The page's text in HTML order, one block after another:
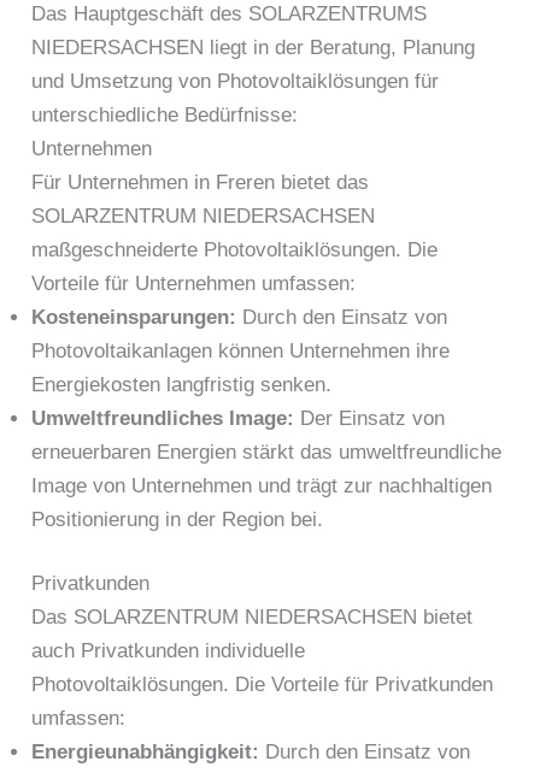
Das Hauptgeschäft des SOLARZENTRUMS
NIEDERSACHSEN liegt in der Beratung, Planung
und Umsetzung von Photovoltaiklösungen für
unterschiedliche Bedürfnisse:
Unternehmen
Für Unternehmen in Freren bietet das
SOLARZENTRUM NIEDERSACHSEN
maßgeschneiderte Photovoltaiklösungen. Die
Vorteile für Unternehmen umfassen:
Kosteneinsparungen: Durch den Einsatz von
Photovoltaikanlagen können Unternehmen ihre
Energiekosten langfristig senken.
Umweltfreundliches Image: Der Einsatz von
erneuerbaren Energien stärkt das umweltfreundliche
Image von Unternehmen und trägt zur nachhaltigen
Positionierung in der Region bei.
Privatkunden
Das SOLARZENTRUM NIEDERSACHSEN bietet
auch Privatkunden individuelle
Photovoltaiklösungen. Die Vorteile für Privatkunden
umfassen:
Energieunabhängigkeit: Durch den Einsatz von